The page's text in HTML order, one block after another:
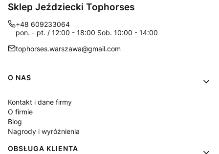
Sklep Jeździecki Tophorses
+48 609233064
pon. - pt. / 12:00 - 18:00 Sob. 10:00 - 14:00
tophorses.warszawa@gmail.com
Linki w stopce
O NAS
Kontakt i dane firmy
O firmie
Blog
Nagrody i wyróżnienia
OBSŁUGA KLIENTA